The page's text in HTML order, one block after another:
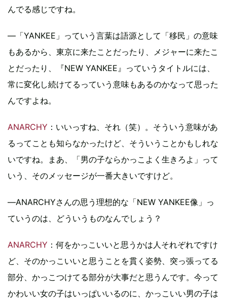
んでる感じですね。
―「YANKEE」っていう言葉は語源として「移民」の意味
もあるから、東京に来たことだったり、メジャーに来たこ
とだったり、『NEW YANKEE』っていうタイトルには、
常に変化し続けてるっていう意味もあるのかなって思った
んですよね。
ANARCHY ：いいっすね、それ（笑）。そういう意味があ
るってことも知らなかったけど、そういうことかもしれな
いですね。まあ、「男の子ならかっこよく生きろよ」って
いう、そのメッセージが一番大きいですけど。
―ANARCHYさんの思う理想的な「NEW YANKEE像」っ
ていうのは、どういうものなんでしょう？
ANARCHY ：何をかっこいいと思うかは人それぞれですけ
ど、そのかっこいいと思うことを貫く姿勢、突っ張ってる
部分、かっこつけてる部分が大事だと思うんです。今って
かわいい女の子はいっぱいいるのに、かっこいい男の子は